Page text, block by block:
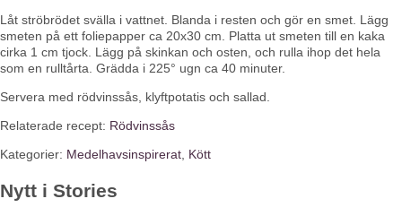
Låt ströbrödet svälla i vattnet. Blanda i resten och gör en smet. Lägg
smeten på ett foliepapper ca 20x30 cm. Platta ut smeten till en kaka
cirka 1 cm tjock. Lägg på skinkan och osten, och rulla ihop det hela
som en rulltårta. Grädda i 225° ugn ca 40 minuter.
Servera med rödvinssås, klyftpotatis och sallad.
Relaterade recept: Rödvinssås
Kategorier: Medelhavsinspirerat, Kött
Nytt i Stories